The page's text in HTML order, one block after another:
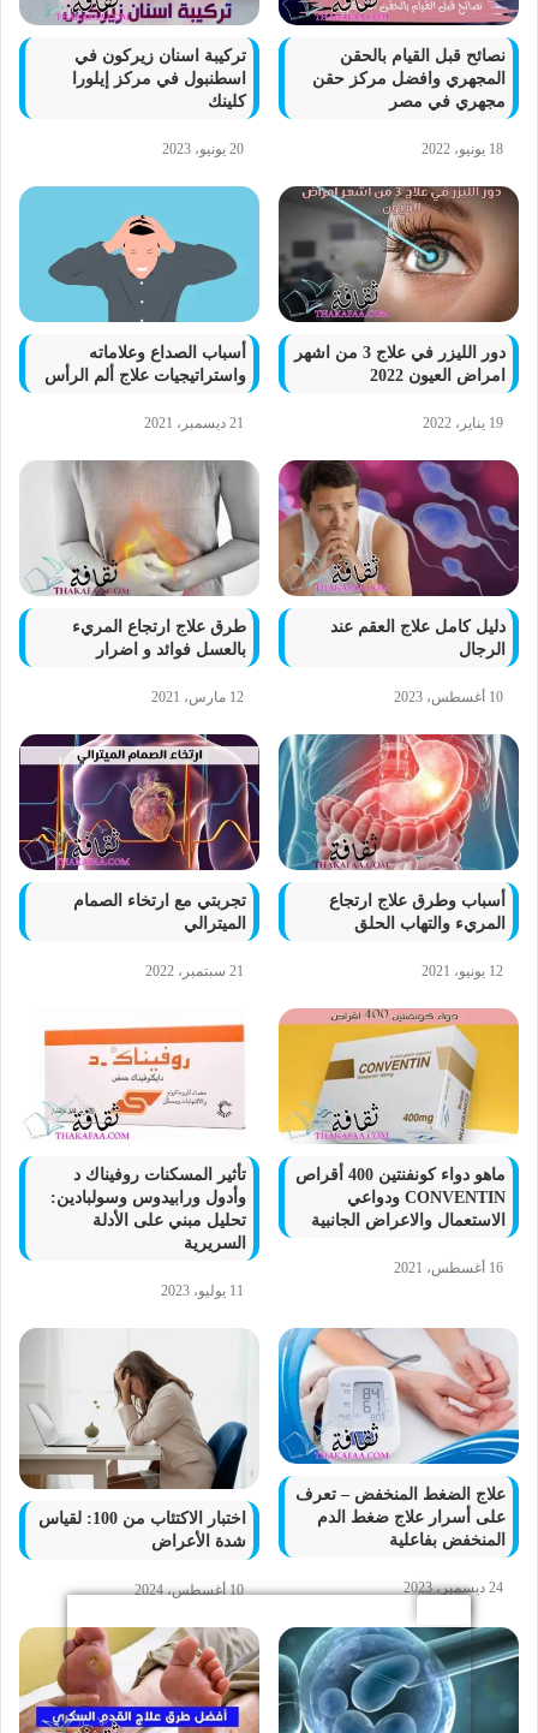
نصائح قبل القيام بالحقن
المجهري وافضل مركز حقن
مجهري في مصر
18 يونيو، 2022
تركيبة اسنان زيركون في
اسطنبول في مركز إيلورا
كلينك
20 يونيو، 2023
دور الليزر في علاج 3 من اشهر
امراض العيون 2022
19 يناير، 2022
أسباب الصداع وعلاماته
واستراتيجيات علاج ألم الرأس
21 ديسمبر، 2021
دليل كامل علاج العقم عند
الرجال
10 أغسطس، 2023
طرق علاج ارتجاع المريء
بالعسل فوائد و اضرار
12 مارس، 2021
أسباب وطرق علاج ارتجاع
المريء والتهاب الحلق
12 يونيو، 2021
تجربتي مع ارتخاء الصمام
الميترالي
21 سبتمبر، 2022
ماهو دواء كونفنتين 400 أقراص
CONVENTIN ودواعي
الاستعمال والاعراض الجانبية
16 أغسطس، 2021
تأثير المسكنات روفيناك د
وأدول ورابيدوس وسولبادين:
تحليل مبني على الأدلة
السريرية
11 يوليو، 2023
علاج الضغط المنخفض – تعرف
على أسرار علاج ضغط الدم
المنخفض بفاعلية
24 ديسمبر، 2023
اختبار الاكتئاب من 100: لقياس
شدة الأعراض
10 أغسطس، 2024